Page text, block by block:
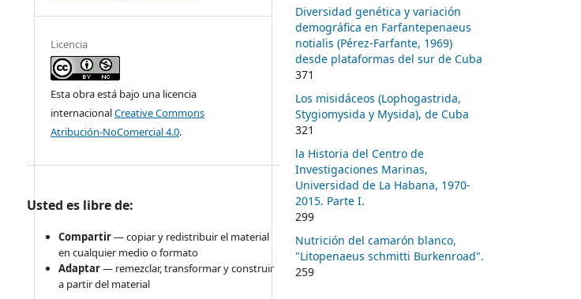
Licencia
Esta obra está bajo una licencia
internacionalCreative Commons
Atribución-NoComercial 4.0.
Usted es libre de:
Compartir— copiar y redistribuir el material
en cualquier medio o formato
Adaptar— remezclar, transformar y construir
a partir del material
Diversidad genética y variación
demográfica en Farfantepenaeus
notialis (Pérez-Farfante, 1969)
desde plataformas del sur de Cuba
371
Los misidáceos (Lophogastrida,
Stygiomysida y Mysida), de Cuba
321
la Historia del Centro de
Investigaciones Marinas,
Universidad de La Habana, 1970-
2015. Parte I.
299
Nutrición del camarón blanco,
"Litopenaeus schmitti Burkenroad".
259